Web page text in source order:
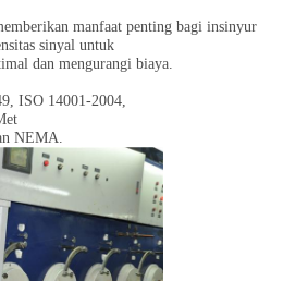
manfaat penting bagi insinyur
sinyal untuk
dan mengurangi biaya.
ISO 14001-2004,
NEMA.